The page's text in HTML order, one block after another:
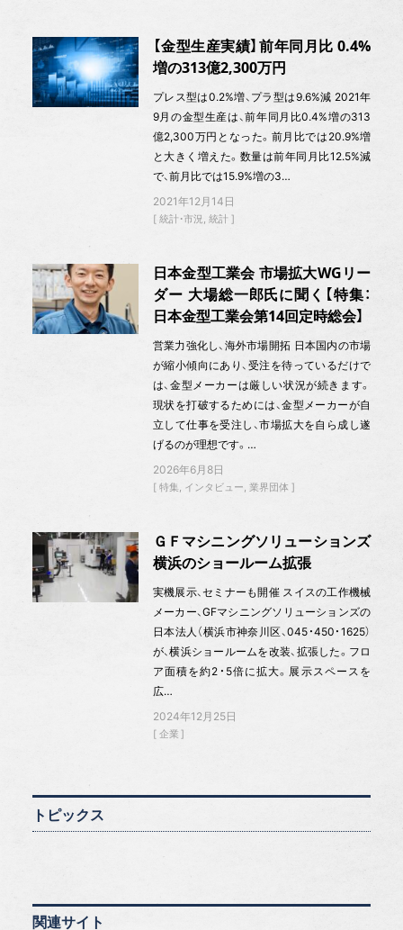
【金型生産実績】前年同月比 0.4%
増の313億2,300万円
プレス型は0.2%増、プラ型は9.6%減 2021年
9月の金型生産は、前年同月比0.4%増の313
億2,300万円となった。前月比では20.9%増
と大きく増えた。数量は前年同月比12.5%減
で、前月比では15.9%増の3…
2021年12月14日
統計・市況 統計
日本金型工業会 市場拡大WGリー
ダー 大場総一郎氏に聞く【特集：
日本金型工業会第14回定時総会】
営業力強化し、海外市場開拓 日本国内の市場
が縮小傾向にあり、受注を待っているだけで
は、金型メーカーは厳しい状況が続きます。
現状を打破するためには、金型メーカーが自
立して仕事を受注し、市場拡大を自ら成し遂
げるのが理想です。…
2026年6月8日
特集 インタビュー 業界団体
ＧＦマシニングソリューションズ
横浜のショールーム拡張
実機展示、セミナーも開催 スイスの工作機械
メーカー、GFマシニングソリューションズの
日本法人（横浜市神奈川区、045・450・1625）
が、横浜ショールームを改装、拡張した。フロ
ア面積を約2・5倍に拡大。展示スペースを
広…
2024年12月25日
企業
トピックス
関連サイト